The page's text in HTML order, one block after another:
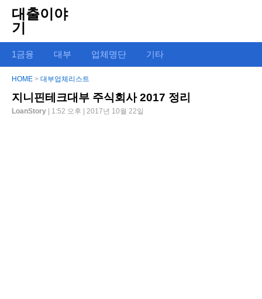
대출이야
기
1금융 대부 업체명단 기타
HOME > 대부업체리스트
지니핀테크대부 주식회사 2017 정리
LoanStory | 1:52 오후 | 2017년 10월 22일